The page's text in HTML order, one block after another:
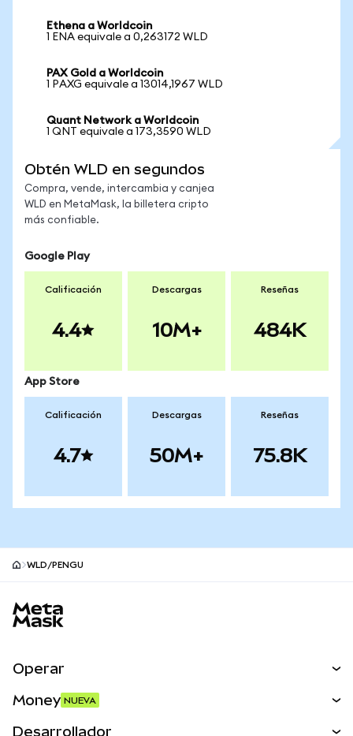
Ethena a Worldcoin
1 ENA equivale a 0,263172 WLD
PAX Gold a Worldcoin
1 PAXG equivale a 13014,1967 WLD
Quant Network a Worldcoin
1 QNT equivale a 173,3590 WLD
Obtén WLD en segundos
Compra, vende, intercambia y canjea
WLD en MetaMask, la billetera cripto
más confiable.
Google Play
Calificación
4.4
Descargas
10M+
Reseñas
484K
App Store
Calificación
4.7
Descargas
50M+
Reseñas
75.8K
WLD/PENGU
Operar
Money NUEVA
Desarrollador